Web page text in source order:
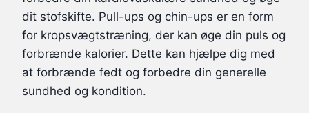
dit stofskifte. Pull-ups og chin-ups er en form
for kropsvægtstræning, der kan øge din puls og
forbrænde kalorier. Dette kan hjælpe dig med
at forbrænde fedt og forbedre din generelle
sundhed og kondition.